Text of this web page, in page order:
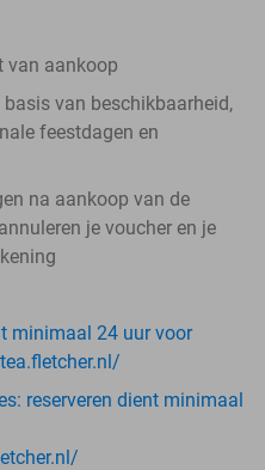
van aankoop
van beschikbaarheid,
feestdagen en
na aankoop van de
je voucher en je
minimaal 24 uur voor
reserveren dient minimaal